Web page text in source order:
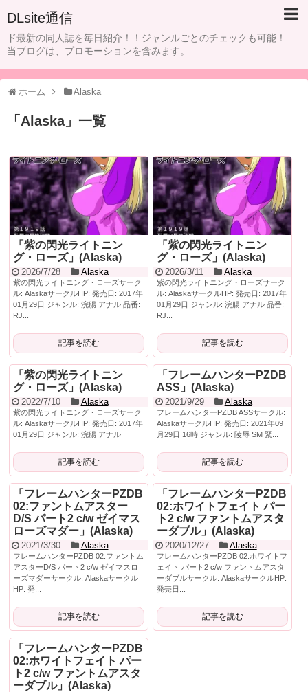
DLsite通信
ド最新の同人誌を毎日紹介！！ジャンルごとのチェックも可能！
当ブログは、プロモーションを含みます。
ホーム Alaska
「 Alaska」 一覧
「紫の閃光ライトニン
グ・ローズ」(Alaska)
2026/7/28 Alaska
紫の閃光ライトニング・ローズサーク
ル: AlaskaサークルHP: 発売日: 2017年
01月29日 ジャンル: 浣腸 アナル 品番:
RJ...
記事を読む
「紫の閃光ライトニン
グ・ローズ」(Alaska)
2026/3/11 Alaska
紫の閃光ライトニング・ローズサーク
ル: AlaskaサークルHP: 発売日: 2017年
01月29日 ジャンル: 浣腸 アナル 品番:
RJ...
記事を読む
「紫の閃光ライトニン
グ・ローズ」(Alaska)
2022/7/10 Alaska
紫の閃光ライトニング・ローズサーク
ル: AlaskaサークルHP: 発売日: 2017年
01月29日 ジャンル: 浣腸 アナル
記事を読む
「フレームハンターPZDB
ASS」(Alaska)
2021/9/29 Alaska
フレームハンターPZDB ASSサークル:
AlaskaサークルHP: 発売日: 2021年09
月29日 16時 ジャンル: 陵辱 SM 緊...
記事を読む
「フレームハンターPZDB
02:ファントムアスター
D/S パート2 c/w ゼイマス
ローズマダー」(Alaska)
2021/3/30 Alaska
フレームハンターPZDB 02:ファントム
アスターD/S パート2 c/w ゼイマスロ
ーズマダーサークル: Alaskaサークル
HP: 発...
記事を読む
「フレームハンターPZDB
02:ホワイトフェイト パー
ト2 c/w ファントムアスタ
ーダブル」(Alaska)
2020/12/27 Alaska
フレームハンターPZDB 02:ホワイトフ
ェイト パート2 c/w ファントムアスタ
ーダブルサークル: AlaskaサークルHP:
発売日...
記事を読む
「フレームハンターPZDB
02:ホワイトフェイト パー
ト2 c/w ファントムアスタ
ーダブル」(Alaska)